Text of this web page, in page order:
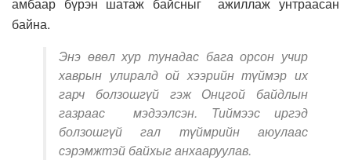
байна.
Энэ өвөл хур тунадас бага орсон учир
хаврын улиралд ой хээрийн түймэр их
гарч болзошгүй гэж Онцгой байдлын
газраас мэдээлсэн. Тиймээс иргэд
болзошгүй гал түймрийн аюулаас
сэрэмжтэй байхыг анхааруулав.